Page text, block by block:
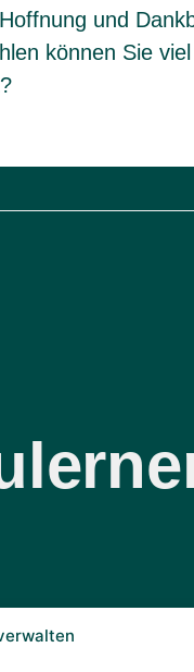
und
können Sie